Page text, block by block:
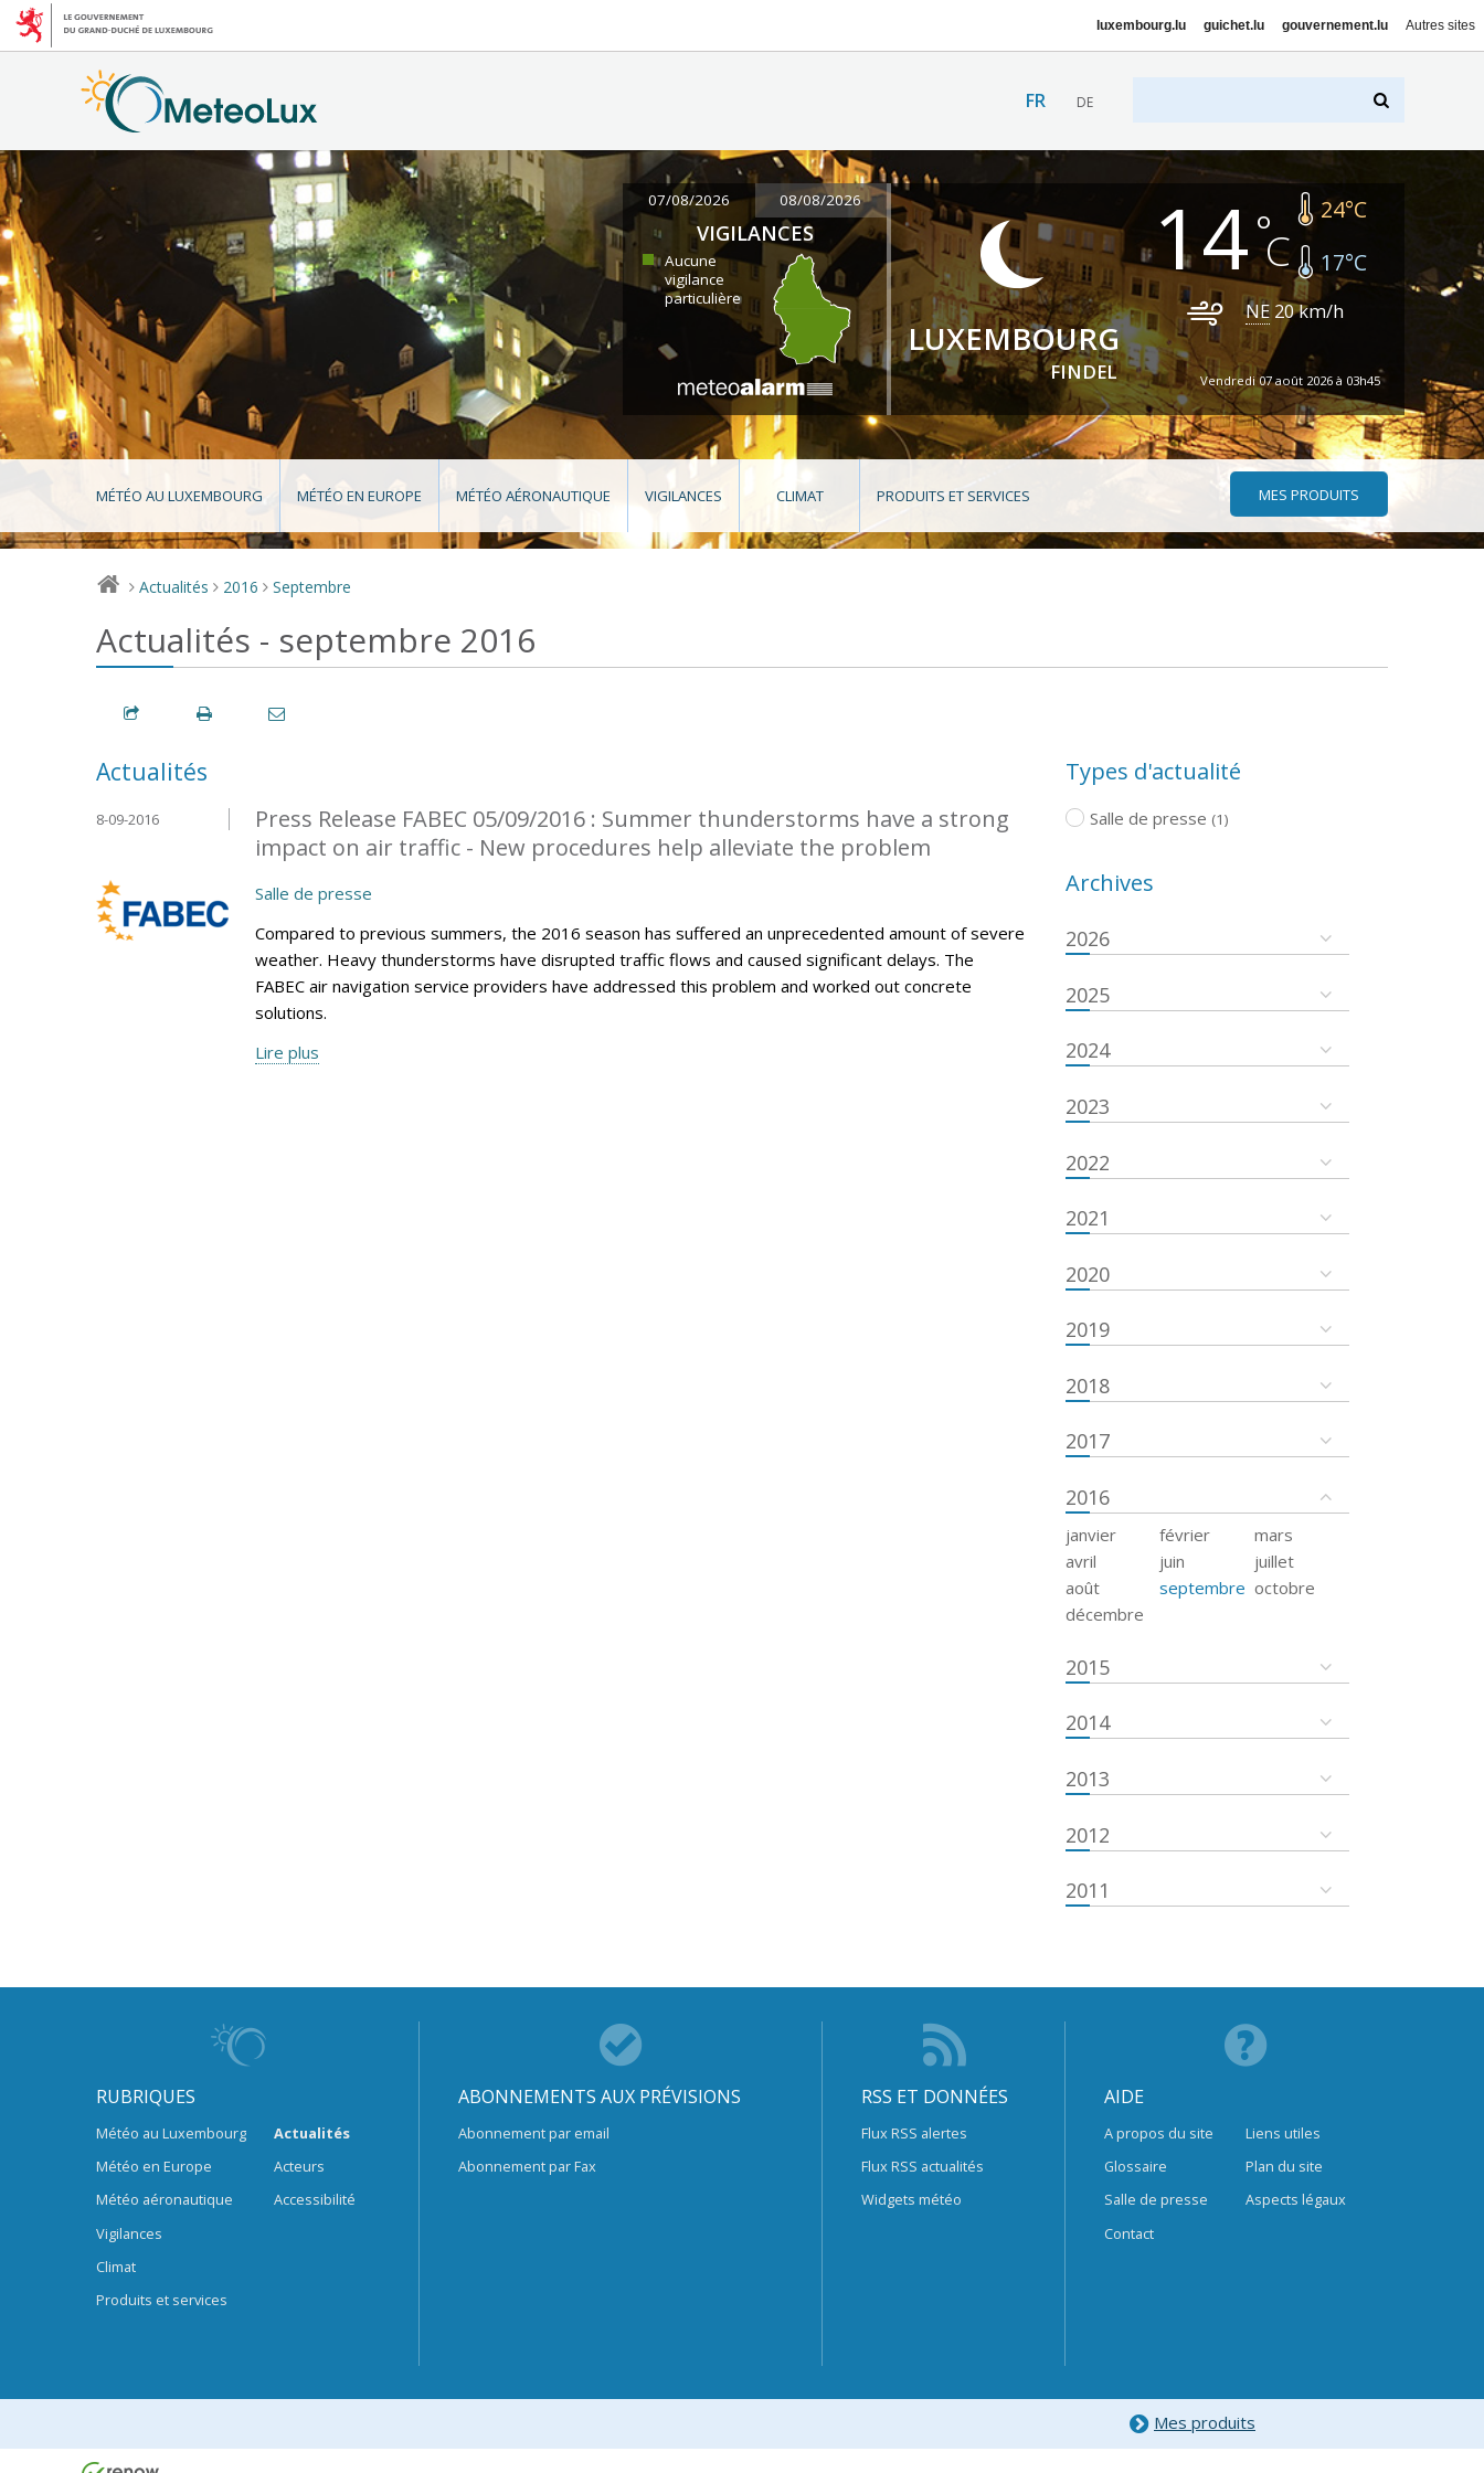
luxembourg.lu guichet.lu gouvernement.lu Autres sites
FR DE
07/08/2026 08/08/2026
VIGILANCES
Aucune
vigilance
particulière
LUXEMBOURG
FINDEL
14 24°C
17°C
NE 20km/h
Vendredi 07 août 2026 à 03h45
MÉTÉO AU LUXEMBOURG MÉTÉO EN EUROPE MÉTÉO AÉRONAUTIQUE VIGILANCES CLIMAT PRODUITS ET SERVICES MES PRODUITS
> Actualités > 2016 > Septembre
Actualités - septembre 2016
Actualités
Press Release FABEC 05/09/2016 : Summer thunderstorms have a strong
impact on air traffic - New procedures help alleviate the problem
8-09-2016
Salle de presse
Compared to previous summers, the 2016 season has suffered an unprecedented amount of severe
weather. Heavy thunderstorms have disrupted traffic flows and caused significant delays. The
FABEC air navigation service providers have addressed this problem and worked out concrete
solutions.
Lire plus
Types d'actualité
Salle de presse (1)
Archives
2026
2025
2024
2023
2022
2021
2020
2019
2018
2017
2016
janvier février
mars
avril
juin
juillet
août
septembre octobre
décembre
2015
2014
2013
2012
2011
RUBRIQUES
Météo au Luxembourg
Météo en Europe
Météo aéronautique
Vigilances
Climat
Produits et services
Actualités
Acteurs
Accessibilité
ABONNEMENTS AUX PRÉVISIONS
Abonnement par email
Abonnement par Fax
RSS ET DONNÉES
Flux RSS alertes
Flux RSS actualités
Widgets météo
AIDE
A propos du site
Glossaire
Salle de presse
Contact
Liens utiles
Plan du site
Aspects légaux
Mes produits